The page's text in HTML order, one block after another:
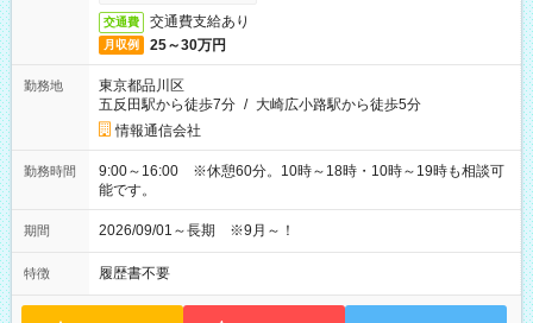
交通費 交通費支給あり
月収例 25～30万円
勤務地
東京都品川区
五反田駅から徒歩7分 / 大崎広小路駅から徒歩5分
情報通信会社
勤務時間
9:00～16:00 ※休憩60分。10時～18時・10時～19時も相談可
能です。
期間 2026/09/01～長期 ※9月～！
特徴 履歴書不要